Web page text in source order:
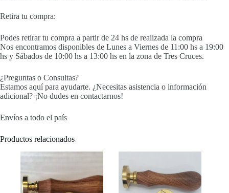
Retira tu compra:
Podes retirar tu compra a partir de 24 hs de realizada la compra
Nos encontramos disponibles de Lunes a Viernes de 11:00 hs a 19:00
hs y Sábados de 10:00 hs a 13:00 hs en la zona de Tres Cruces.
¿Preguntas o Consultas?
Estamos aquí para ayudarte. ¿Necesitas asistencia o información
adicional? ¡No dudes en contactarnos!
Envíos a todo el país
Productos relacionados